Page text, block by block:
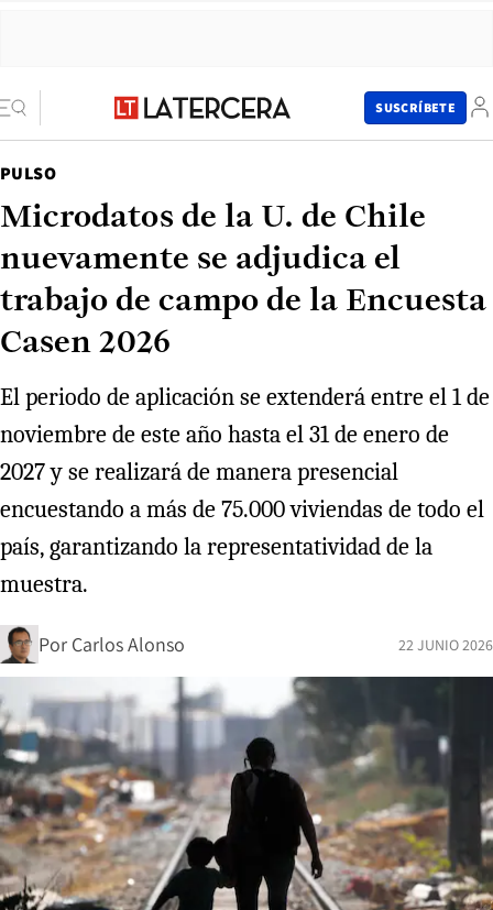
SUSCRÍBETE
PULSO
Microdatos de la U. de Chile
nuevamente se adjudica el
trabajo de campo de la Encuesta
Casen 2026
El periodo de aplicación se extenderá entre el 1 de
noviembre de este año hasta el 31 de enero de
2027 y se realizará de manera presencial
encuestando a más de 75.000 viviendas de todo el
país, garantizando la representatividad de la
muestra.
Por Carlos Alonso 22 JUNIO 2026